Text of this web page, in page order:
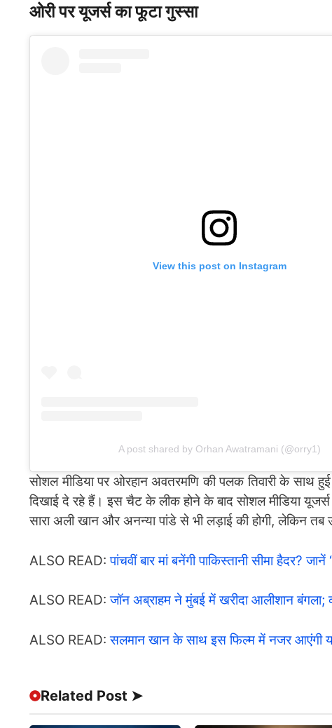
ओरी पर यूजर्स का फूटा गुस्सा
View this post on Instagram
A post shared by Orhan Awatramani (@orry1)
सोशल मीडिया पर ओरहान अवतरमणि की पलक तिवारी के
दिखाई दे रहे हैं। इस चैट के लीक होने के बाद सोशल मीडिया
सारा अली खान और अनन्या पांडे से भी लड़ाई की होगी, लेकिन तब
ALSO READ:पांचवीं बार मां बनेंगी पाकिस्तानी सीमा हैदर?
ALSO READ:जॉन अब्राहम ने मुंबई में खरीदा आलीशान बंगला;
ALSO READ:सलमान खान के साथ इस फिल्म में नजर आएंगी
Related Post ➤